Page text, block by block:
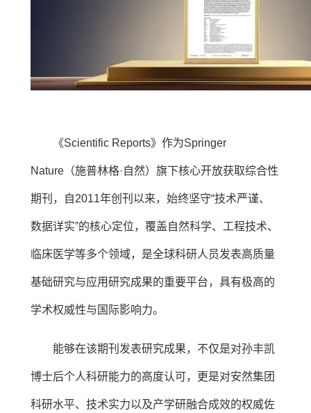
《Scientific Reports》作为Springer
Nature（施普林格·自然）旗下核心开放获取综合性
期刊，自2011年创刊以来，始终坚守“技术严谨、
数据详实”的核心定位，覆盖自然科学、工程技术、
临床医学等多个领域，是全球科研人员发表高质量
基础研究与应用研究成果的重要平台，具有极高的
学术权威性与国际影响力。
能够在该期刊发表研究成果，不仅是对孙丰凯
博士后个人科研能力的高度认可，更是对安然集团
科研水平、技术实力以及产学研融合成效的权威佐